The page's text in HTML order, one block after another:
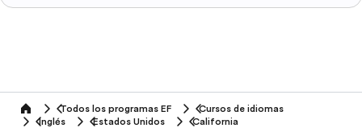
home Todos los programas EF
Cursos de idiomas
Inglés
Estados Unidos California